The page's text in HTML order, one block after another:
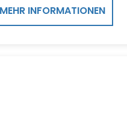
MEHR INFORMATIONEN